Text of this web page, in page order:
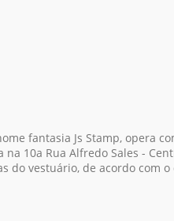
fantasia Js Stamp, opera
10a Rua Alfredo Sales -
vestuário, de acordo com o